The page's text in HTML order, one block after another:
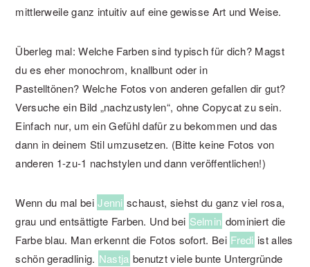
mittlerweile ganz intuitiv auf eine gewisse Art und Weise.
Überleg mal: Welche Farben sind typisch für dich? Magst
du es eher monochrom, knallbunt oder in
Pastelltönen? Welche Fotos von anderen gefallen dir gut?
Versuche ein Bild „nachzustylen“, ohne Copycat zu sein.
Einfach nur, um ein Gefühl dafür zu bekommen und das
dann in deinem Stil umzusetzen. (Bitte keine Fotos von
anderen 1-zu-1 nachstylen und dann veröffentlichen!)
Wenn du mal bei Jenni schaust, siehst du ganz viel rosa,
grau und entsättigte Farben. Und bei Selmin dominiert die
Farbe blau. Man erkennt die Fotos sofort. Bei Fredi ist alles
schön geradlinig. Nastja benutzt viele bunte Untergründe